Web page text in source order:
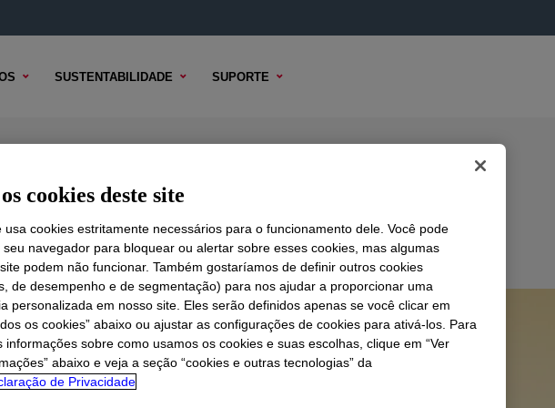
SUSTENTABILIDADE SUPORTE
Agent
TÉCNICO OPÇÕES DE AMOSTRA OPÇÕES DE COMPRA
cookies deste site
usa cookies estritamente necessários para o funcionamento dele. Você pode
navegador para bloquear ou alertar sobre esses cookies, mas algumas
podem não funcionar. Também gostaríamos de definir outros cookies
de desempenho e de segmentação) para nos ajudar a proporcionar uma
personalizada em nosso site. Eles serão definidos apenas se você clicar em
os cookies” abaixo ou ajustar as configurações de cookies para ativá-los. Para
informações sobre como usamos os cookies e suas escolhas, clique em “Ver
abaixo e veja a seção “cookies e outras tecnologias” da
de Privacidade